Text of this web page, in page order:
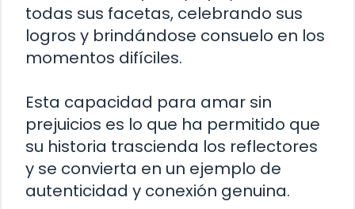
todas sus facetas, celebrando sus
logros y brindándose consuelo en los
momentos difíciles.
Esta capacidad para amar sin
prejuicios es lo que ha permitido que
su historia trascienda los reflectores
y se convierta en un ejemplo de
autenticidad y conexión genuina.